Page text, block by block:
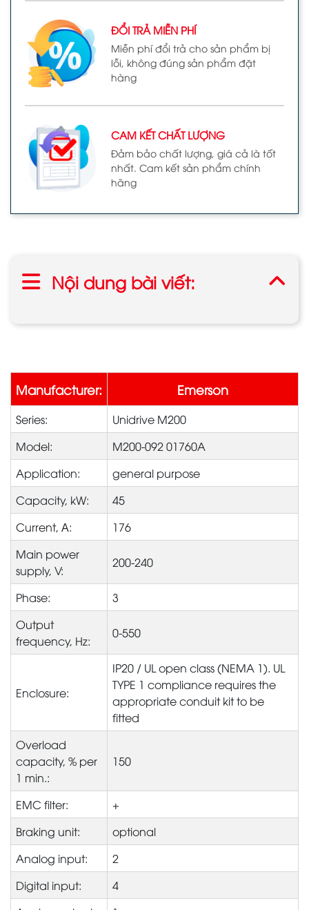
ĐỔI TRẢ MIỄN PHÍ
Miễn phí đổi trả cho sản phẩm bị
lỗi, không đúng sản phẩm đặt
hàng
CAM KẾT CHẤT LƯỢNG
Đảm bảo chất lượng, giá cả là tốt
nhất. Cam kết sản phẩm chính
hãng
Nội dung bài viết:
Manufacturer: Emerson
Series:
Unidrive M200
Model:
M200-092 01760A
Application:
general purpose
Capacity, kW:
45
Current, А:
176
Main power
supply, V:
200-240
Phase:
3
Output
frequency, Hz:
0-550
Enclosure:
IP20 / UL open class (NEMA 1). UL
TYPE 1 compliance requires the
appropriate conduit kit to be
fitted
Overload
capacity, % per
1 min.:
150
EMC filter:
+
Braking unit:
optional
Analog input:
2
Digital input:
4